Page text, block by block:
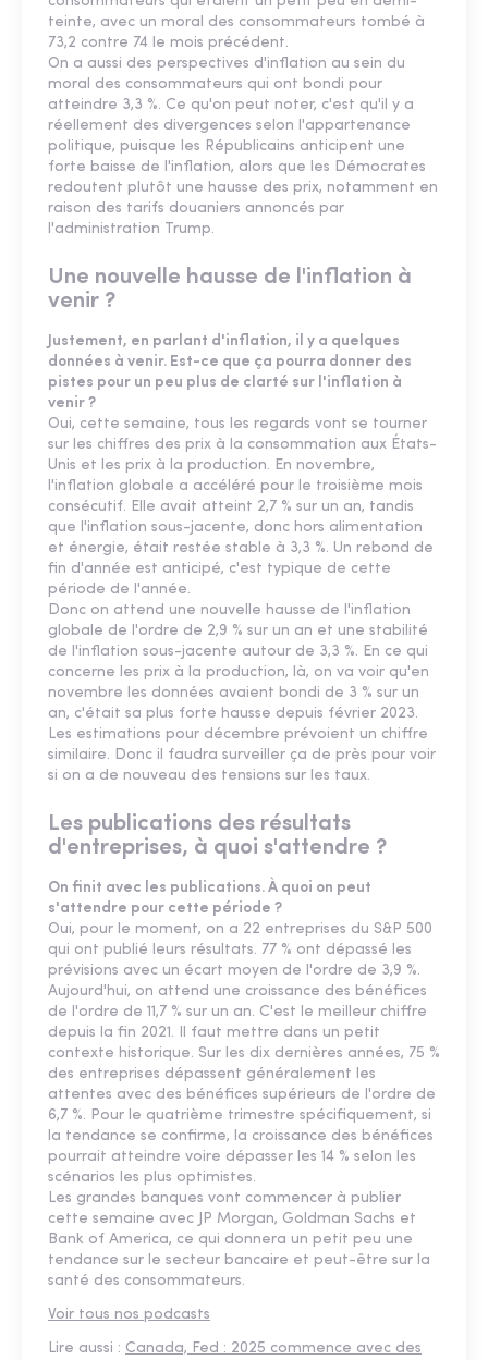
teinte, avec un moral des consommateurs tombé à
73,2 contre 74 le mois précédent.
On a aussi des perspectives d'inflation au sein du
moral des consommateurs qui ont bondi pour
atteindre 3,3 %. Ce qu'on peut noter, c'est qu'il y a
réellement des divergences selon l'appartenance
politique, puisque les Républicains anticipent une
forte baisse de l'inflation, alors que les Démocrates
redoutent plutôt une hausse des prix, notamment en
raison des tarifs douaniers annoncés par
l'administration Trump.
Une nouvelle hausse de l'inflation à
venir ?
Justement, en parlant d'inflation, il y a quelques
données à venir. Est-ce que ça pourra donner des
pistes pour un peu plus de clarté sur l'inflation à
venir ?
Oui, cette semaine, tous les regards vont se tourner
sur les chiffres des prix à la consommation aux États-
Unis et les prix à la production. En novembre,
l'inflation globale a accéléré pour le troisième mois
consécutif. Elle avait atteint 2,7 % sur un an, tandis
que l'inflation sous-jacente, donc hors alimentation
et énergie, était restée stable à 3,3 %. Un rebond de
fin d'année est anticipé, c'est typique de cette
période de l'année.
Donc on attend une nouvelle hausse de l'inflation
globale de l'ordre de 2,9 % sur un an et une stabilité
de l'inflation sous-jacente autour de 3,3 %. En ce qui
concerne les prix à la production, là, on va voir qu'en
novembre les données avaient bondi de 3 % sur un
an, c'était sa plus forte hausse depuis février 2023.
Les estimations pour décembre prévoient un chiffre
similaire. Donc il faudra surveiller ça de près pour voir
si on a de nouveau des tensions sur les taux.
Les publications des résultats
d'entreprises, à quoi s'attendre ?
On finit avec les publications. À quoi on peut
s'attendre pour cette période ?
Oui, pour le moment, on a 22 entreprises du S&P 500
qui ont publié leurs résultats. 77 % ont dépassé les
prévisions avec un écart moyen de l'ordre de 3,9 %.
Aujourd'hui, on attend une croissance des bénéfices
de l'ordre de 11,7 % sur un an. C'est le meilleur chiffre
depuis la fin 2021. Il faut mettre dans un petit
contexte historique. Sur les dix dernières années, 75 %
des entreprises dépassent généralement les
attentes avec des bénéfices supérieurs de l'ordre de
6,7 %. Pour le quatrième trimestre spécifiquement, si
la tendance se confirme, la croissance des bénéfices
pourrait atteindre voire dépasser les 14 % selon les
scénarios les plus optimistes.
Les grandes banques vont commencer à publier
cette semaine avec JP Morgan, Goldman Sachs et
Bank of America, ce qui donnera un petit peu une
tendance sur le secteur bancaire et peut-être sur la
santé des consommateurs.
Voir tous nos podcasts
Lire aussi : Canada, Fed : 2025 commence avec des